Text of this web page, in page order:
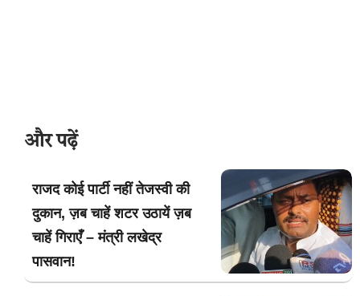
और पढ़ें
राजद कोई पार्टी नहीं तेजस्वी की
दुकान, ज़ब चाहें शटर उठायें ज़ब
चाहें गिराएँ – मंत्री लखेद्र
पासवान!